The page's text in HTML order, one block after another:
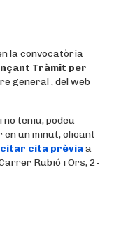
la convocatòria
Tràmit per
general , del web
teniu, podeu
en un minut, clicant
cita prèviaa
Rubió i Ors, 2-